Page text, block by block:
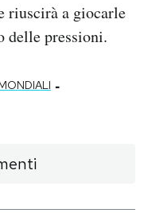
riuscirà a giocarle
delle pressioni.
-